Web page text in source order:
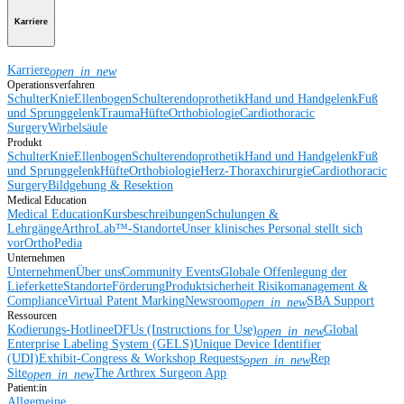
Karriere
Karriereopen_in_new
Operationsverfahren
SchulterKnieEllenbogenSchulterendoprothetikHand und HandgelenkFuß
und SprunggelenkTraumaHüfteOrthobiologieCardiothoracic
SurgeryWirbelsäule
Produkt
SchulterKnieEllenbogenSchulterendoprothetikHand und HandgelenkFuß
und SprunggelenkHüfteOrthobiologieHerz-ThoraxchirurgieCardiothoracic
SurgeryBildgebung & Resektion
Medical Education
Medical EducationKursbeschreibungenSchulungen &
LehrgängeArthroLab™-StandorteUnser klinisches Personal stellt sich
vorOrthoPedia
Unternehmen
UnternehmenÜber unsCommunity EventsGlobale Offenlegung der
LieferketteStandorteFörderungProduktsicherheit Risikomanagement &
ComplianceVirtual Patent MarkingNewsroomopen_in_newSBA Support
Ressourcen
Kodierungs-HotlineeDFUs (Instructions for Use)open_in_newGlobal
Enterprise Labeling System (GELS)Unique Device Identifier
(UDI)Exhibit-Congress & Workshop Requestsopen_in_newRep
Siteopen_in_newThe Arthrex Surgeon App
Patient:in